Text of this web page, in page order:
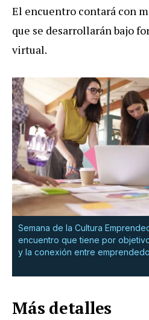
El encuentro contará con
que se desarrollarán bajo
virtual.
Semana de la Cultura
encuentro que tiene por
y la conexión entre
Más detalles